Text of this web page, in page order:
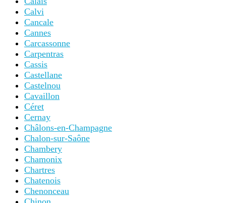
Calvi
Cancale
Cannes
Carcassonne
Carpentras
Cassis
Castellane
Castelnou
Cavaillon
Céret
Cernay
Châlons-en-Champagne
Chalon-sur-Saône
Chambery
Chamonix
Chartres
Chatenois
Chenonceau